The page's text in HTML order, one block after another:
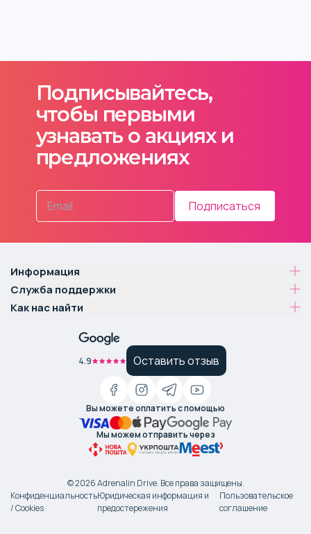
Подписывайтесь,
чтобы первыми
узнавать о акциях и
предложениях
Подписаться
Информация
Служба поддержки
Как нас найти
4.9 Оставить отзыв
Вы можете оплатить с помощью
Мы можем отправить через
©2026Adrenalin Drive. Все права защищены.
Конфиденциальность
/ Cookies
Юридическая информация и
предостережения
Пользовательское
соглашение